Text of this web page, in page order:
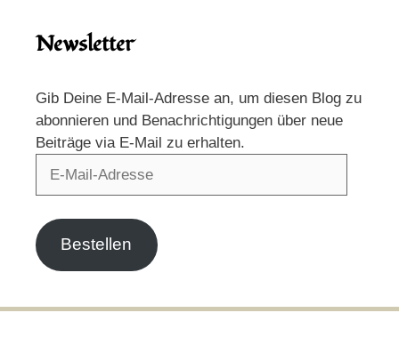
Newsletter
Gib Deine E-Mail-Adresse an, um diesen Blog zu
abonnieren und Benachrichtigungen über neue
Beiträge via E-Mail zu erhalten.
Bestellen